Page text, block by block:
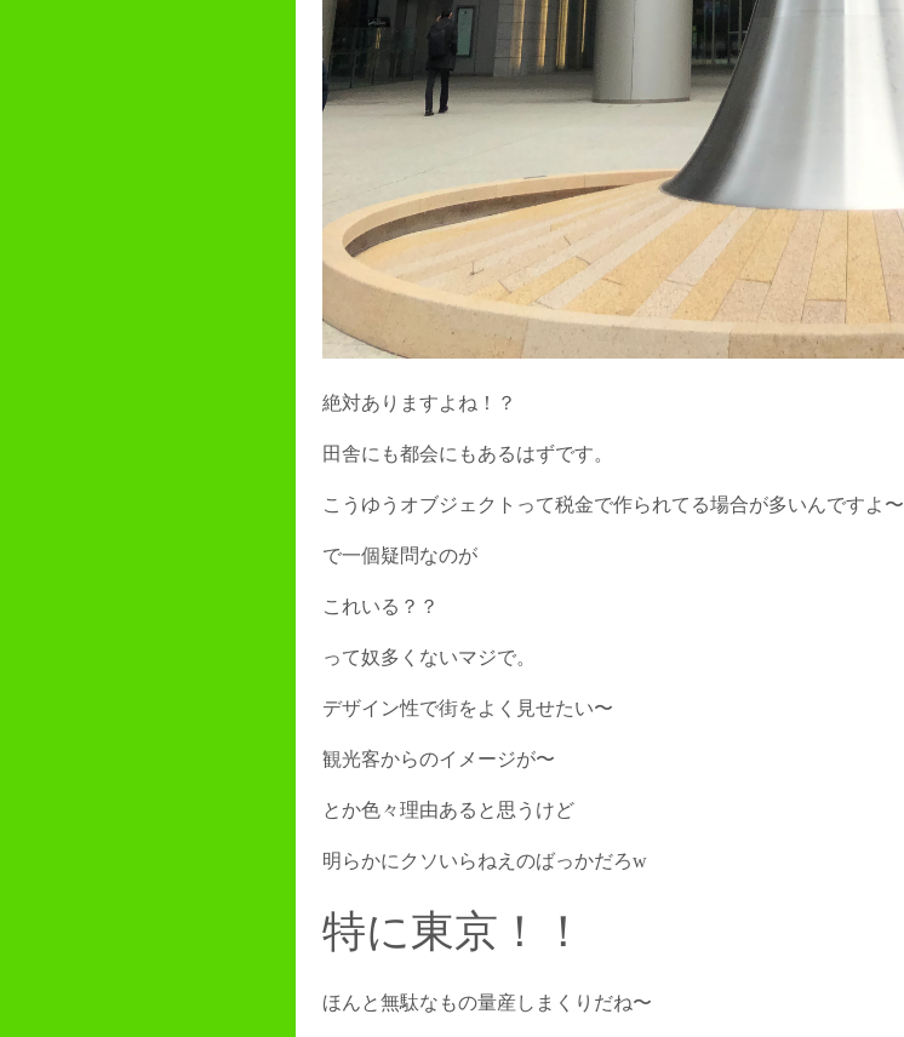
絶対ありますよね！？
田舎にも都会にもあるはずです。
こうゆうオブジェクトって税金で作られてる場合が多いんですよ〜
で一個疑問なのが
これいる？？
って奴多くないマジで。
デザイン性で街をよく見せたい〜
観光客からのイメージが〜
とか色々理由あると思うけど
明らかにクソいらねえのばっかだろw
特に東京！！
ほんと無駄なもの量産しまくりだね〜